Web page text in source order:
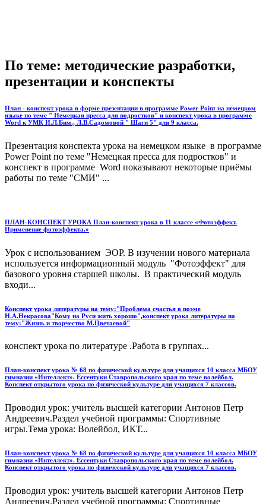
По теме: методические разработки,
презентации и конспекты
План - конспект урока в форме презентации в программе Power Point на немецком
языке по теме " Немецкая пресса для подростков" и конспект урока в программе
Word к УМК И.Л.Бим., Л.В.Садомовой " Шаги 5" для 9 класса.
Презентация конспекта урока на немецком языке в программе
Power Point по теме "Немецкая пресса для подростков" и
конспект в программе Word показывают некоторые приёмы
работы по теме "СМИ" ...
ПЛАН-КОНСПЕКТ УРОКА План-конспект урока в 11 классе «Фотоэффект.
Применение фотоэффекта.»
Урок с использованием ЭОР. В изучении нового материала
используется информационный модуль "Фотоэффект" для
базового уровня старшей школы. В практический модуль
входи...
Конспект урока литературы на тему:"Проблема счастья в поэме
Н.А.Некрасова"Кому на Руси жить хорошо",конспект урока литературы на
тему:"Жизнь и творчество М.Цветаевой"
конспект урока по литературе .Работа в группах...
План-конспект урока № 68 по физической культуре для учащихся 10 класса МБОУ
гимназии «Интеллект». Ессентуки Ставропольского края по теме волейбол.
Конспект открытого урока по физической культуре для учащихся 7 классов.
Проводил урок: учитель высшей категории Антонов Петр
Андреевич.Раздел учебной программы: Спортивные
игры.Тема урока: Волейбол, ИКТ...
План-конспект урока № 68 по физической культуре для учащихся 10 класса МБОУ
гимназии «Интеллект». Ессентуки Ставропольского края по теме волейбол.
Конспект открытого урока по физической культуре для учащихся 7 классов.
Проводил урок: учитель высшей категории Антонов Петр
Андреевич.Раздел учебной программы: Спортивные